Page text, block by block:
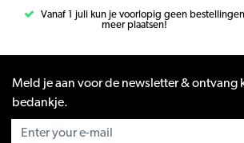
Vanaf 1 juli kun je voorlopig geen bestellingen
meer plaatsen!
Meld je aan voor de newsletter & ontvang
bedankje.